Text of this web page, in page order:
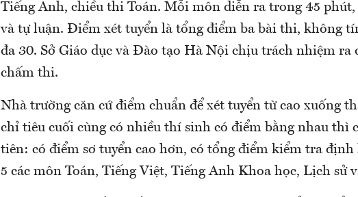
Tiếng Anh, chiều thi Toán. Mỗi môn diễn ra trong 45
và tự luận. Điểm xét tuyển là tổng điểm ba bài thi, không
đa 30. Sở Giáo dục và Đào tạo Hà Nội chịu trách nhiệm ra
chấm thi.
Nhà trường căn cứ điểm chuẩn để xét tuyển từ cao xuống
chỉ tiêu cuối cùng có nhiều thí sinh có điểm bằng nhau thì
tiên: có điểm sơ tuyển cao hơn, có tổng điểm kiểm tra
5 các môn Toán, Tiếng Việt, Tiếng Anh Khoa học, Lịch sử